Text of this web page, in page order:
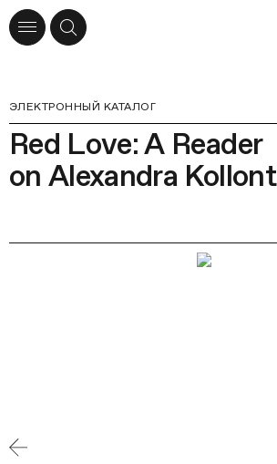
ЭЛЕКТРОННЫЙ КАТАЛОГ
Red Love: A Reader
on Alexandra